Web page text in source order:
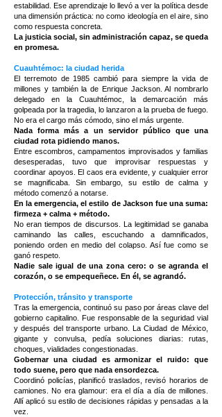
estabilidad. Ese aprendizaje lo llevó a ver la política desde
una dimensión práctica: no como ideología en el aire, sino
como respuesta concreta.
La justicia social, sin administración capaz, se queda
en promesa.
Cuauhtémoc: la ciudad herida
El terremoto de 1985 cambió para siempre la vida de
millones y también la de Enrique Jackson. Al nombrarlo
delegado en la Cuauhtémoc, la demarcación más
golpeada por la tragedia, lo lanzaron a la prueba de fuego.
No era el cargo más cómodo, sino el más urgente.
Nada forma más a un servidor público que una
ciudad rota pidiendo manos.
Entre escombros, campamentos improvisados y familias
desesperadas, tuvo que improvisar respuestas y
coordinar apoyos. El caos era evidente, y cualquier error
se magnificaba. Sin embargo, su estilo de calma y
método comenzó a notarse.
En la emergencia, el estilo de Jackson fue una suma:
firmeza + calma + método.
No eran tiempos de discursos. La legitimidad se ganaba
caminando las calles, escuchando a damnificados,
poniendo orden en medio del colapso. Así fue como se
ganó respeto.
Nadie sale igual de una zona cero: o se agranda el
corazón, o se empequeñece. En él, se agrandó.
Protección, tránsito y transporte
Tras la emergencia, continuó su paso por áreas clave del
gobierno capitalino. Fue responsable de la seguridad vial
y después del transporte urbano. La Ciudad de México,
gigante y convulsa, pedía soluciones diarias: rutas,
choques, vialidades congestionadas.
Gobernar una ciudad es armonizar el ruido: que
todo suene, pero que nada ensordezca.
Coordinó policías, planificó traslados, revisó horarios de
camiones. No era glamour: era el día a día de millones.
Allí aplicó su estilo de decisiones rápidas y pensadas a la
vez.